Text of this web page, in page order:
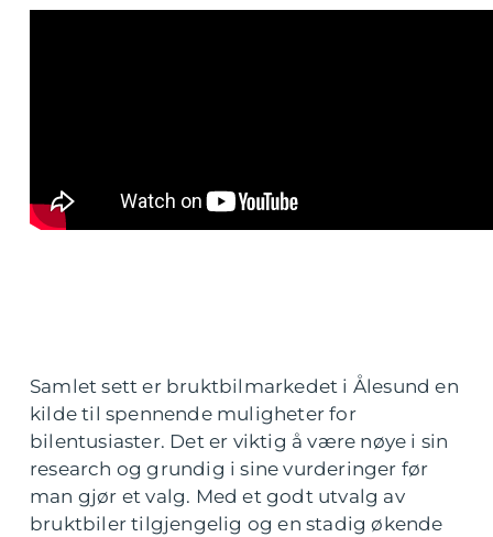
Samlet sett er bruktbilmarkedet i Ålesund en
kilde til spennende muligheter for
bilentusiaster. Det er viktig å være nøye i sin
research og grundig i sine vurderinger før
man gjør et valg. Med et godt utvalg av
bruktbiler tilgjengelig og en stadig økende